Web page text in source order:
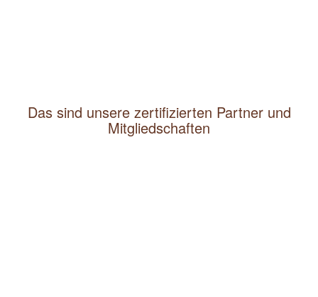
Das sind unsere zertifizierten Partner und
Mitgliedschaften